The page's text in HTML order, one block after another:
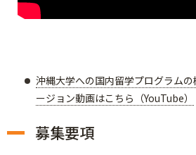
沖縄大学への国内留学プログラム
ージョン動画はこちら（YouTube）
募集要項